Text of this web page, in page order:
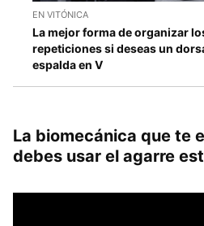
EN VITÓNICA
La mejor forma de organizar
repeticiones si deseas un
espalda en V
La biomecánica que te
debes usar el agarre